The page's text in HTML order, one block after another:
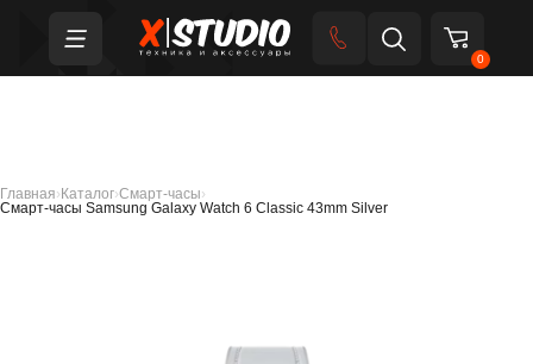
0
Главная› Каталог›Смарт-часы›
Смарт-часы Samsung Galaxy Watch 6 Classic 43mm Silver